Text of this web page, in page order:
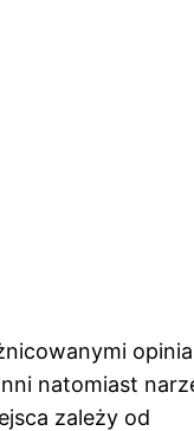
natomiast
zależy od